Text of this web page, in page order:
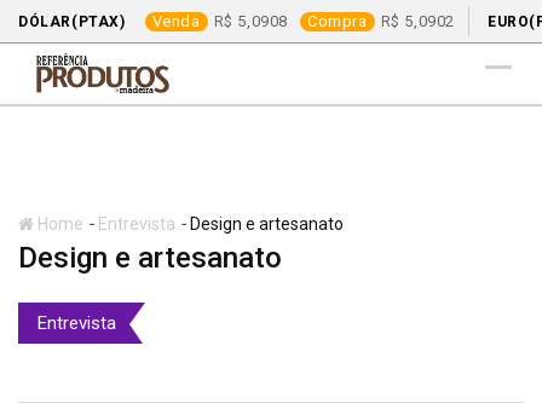
DÓLAR(PTAX) Venda 5,0908 Compra 5,0902
Home - Entrevista - Design e artesanato
Design e artesanato
Entrevista